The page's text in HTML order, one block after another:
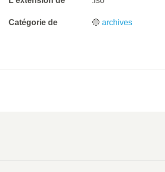
Catégorie de 🔵archives